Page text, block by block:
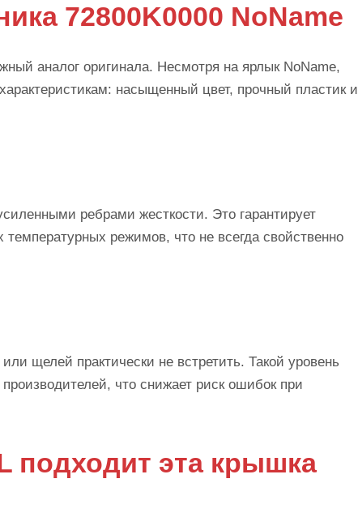
72800K0000 NoName
аналог оригинала. Несмотря на ярлык NoName,
насыщенный цвет, прочный пластик и
ребрами жесткости. Это гарантирует
режимов, что не всегда свойственно
щелей практически не встретить. Такой уровень
что снижает риск ошибок при
подходит эта крышка